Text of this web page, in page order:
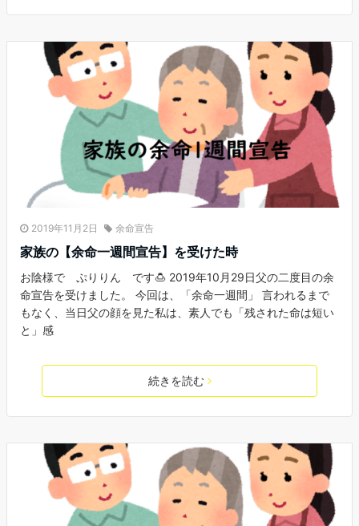
2019年11月2日 余命宣告
家族の【余命一週間宣告】を受けた時
お陰様で ぷりりん です🍮 2019年10月29日父の二度目の余
命宣告を受けました。 今回は、「余命一週間」 言われるまで
もなく、当日父の顔を見た私は、素人でも「残された命は短い
と」感
続きを読む